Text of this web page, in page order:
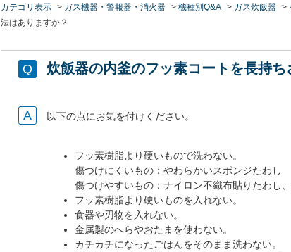
カテゴリ表示 > ガス機器・警報器・消火器 > 機種別Q&A > ガス炊飯器 >
法はありますか？
炊飯器の内釜のフッ素コートを長持
以下の点にお気を付けください。
フッ素樹脂より硬いもので洗わない。
傷つけにくいもの：やわらかいスポンジたわし
傷つけやすいもの：ナイロン不織布貼りたわし
フッ素樹脂より硬いものを入れない。
食器や刃物を入れない。
金属製のへらやおたまを使わない。
カチカチになったごはんをそのまま洗わない。